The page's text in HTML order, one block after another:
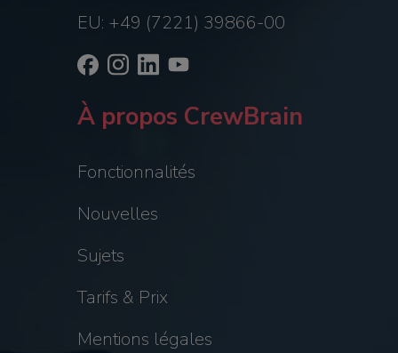
EU: +49 (7221) 39866-00
À propos CrewBrain
Fonctionnalités
Nouvelles
Sujets
Tarifs & Prix
Mentions légales